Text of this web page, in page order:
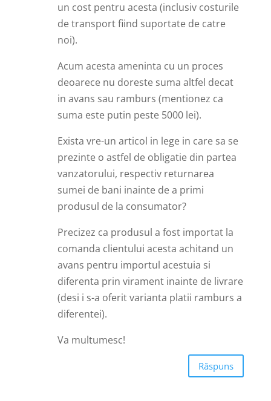
un cost pentru acesta (inclusiv costurile
de transport fiind suportate de catre
noi).
Acum acesta ameninta cu un proces
deoarece nu doreste suma altfel decat
in avans sau ramburs (mentionez ca
suma este putin peste 5000 lei).
Exista vre-un articol in lege in care sa se
prezinte o astfel de obligatie din partea
vanzatorului, respectiv returnarea
sumei de bani inainte de a primi
produsul de la consumator?
Precizez ca produsul a fost importat la
comanda clientului acesta achitand un
avans pentru importul acestuia si
diferenta prin virament inainte de livrare
(desi i s-a oferit varianta platii ramburs a
diferentei).
Va multumesc!
Răspuns